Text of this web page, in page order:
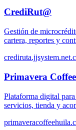
CrediRut@
Gestión de
cartera, reportes y
Primavera
Plataforma digital
servicios, tienda y